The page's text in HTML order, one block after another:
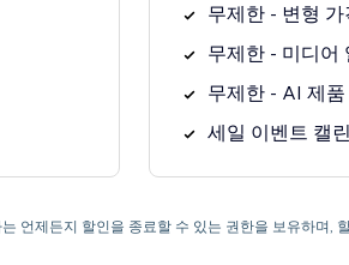
무제한 - 변형 가
무제한 - 미디어
무제한 - AI 제
세일 이벤트 캘
언제든지 할인을 종료할 수 있는 권한을 보유하며,